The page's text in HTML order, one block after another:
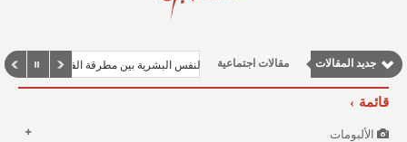
جديد المقالات مقالات اجتماعية
مقالات إقتصادية
هواجس النفس البشرية بين مطرقة الفقر وسندان القلق
قائمة
الألبومات